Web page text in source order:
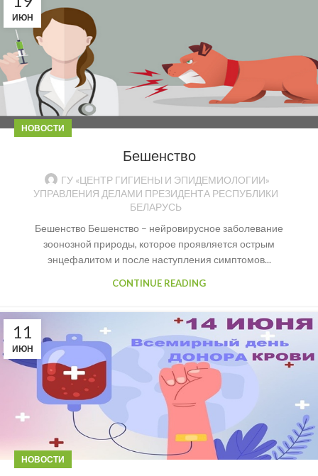
ИЮН
НОВОСТИ
Бешенство
ГУ «ЦЕНТР ГИГИЕНЫ И ЭПИДЕМИОЛОГИИ»
УПРАВЛЕНИЯ ДЕЛАМИ ПРЕЗИДЕНТА РЕСПУБЛИКИ
БЕЛАРУСЬ
Бешенство Бешенство – нейровирусное заболевание
зоонозной природы, которое проявляется острым
энцефалитом и после наступления симптомов...
CONTINUE READING
11
ИЮН
НОВОСТИ